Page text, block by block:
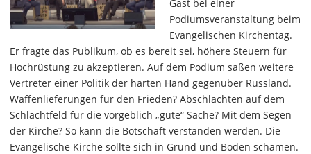
Gast bei einer
Podiumsveranstaltung beim
Evangelischen Kirchentag.
Er fragte das Publikum, ob es bereit sei, höhere Steuern für
Hochrüstung zu akzeptieren. Auf dem Podium saßen weitere
Vertreter einer Politik der harten Hand gegenüber Russland.
Waffenlieferungen für den Frieden? Abschlachten auf dem
Schlachtfeld für die vorgeblich „gute“ Sache? Mit dem Segen
der Kirche? So kann die Botschaft verstanden werden. Die
Evangelische Kirche sollte sich in Grund und Boden schämen.